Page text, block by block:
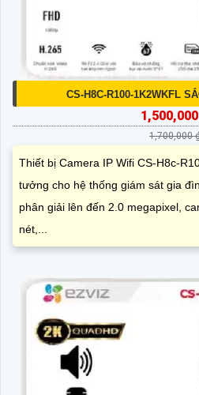
CS-H8C-R100-1K2WKFL
1,700,000
Thiết bị Camera IP Wifi CS-H8c-
tưởng cho hệ thống giám sát gia
phân giải lên đến 2.0 megapixel,
nét,...